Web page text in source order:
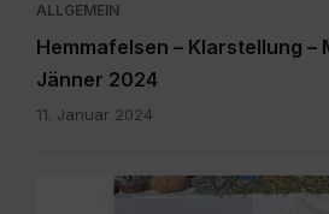
ALLGEMEIN
Hemmafelsen – Klarstellung –
Jänner 2024
11. Januar 2024
SKM_C300i26070208210.pdf